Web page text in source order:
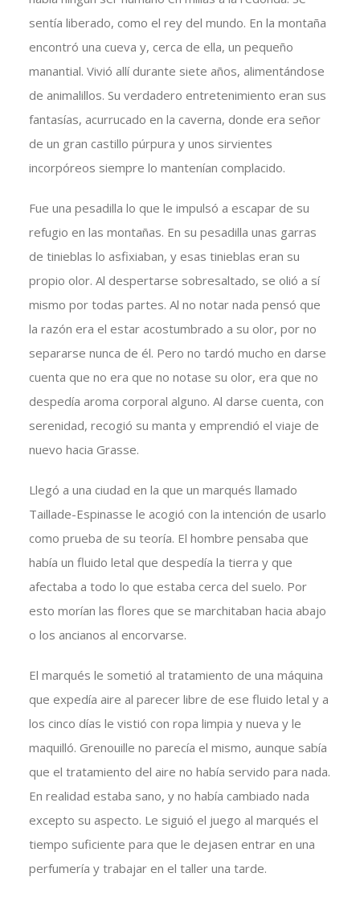
sentía liberado, como el rey del mundo. En la montaña
encontró una cueva y, cerca de ella, un pequeño
manantial. Vivió allí durante siete años, alimentándose
de animalillos. Su verdadero entretenimiento eran sus
fantasías, acurrucado en la caverna, donde era señor
de un gran castillo púrpura y unos sirvientes
incorpóreos siempre lo mantenían complacido.
Fue una pesadilla lo que le impulsó a escapar de su
refugio en las montañas. En su pesadilla unas garras
de tinieblas lo asfixiaban, y esas tinieblas eran su
propio olor. Al despertarse sobresaltado, se olió a sí
mismo por todas partes. Al no notar nada pensó que
la razón era el estar acostumbrado a su olor, por no
separarse nunca de él. Pero no tardó mucho en darse
cuenta que no era que no notase su olor, era que no
despedía aroma corporal alguno. Al darse cuenta, con
serenidad, recogió su manta y emprendió el viaje de
nuevo hacia Grasse.
Llegó a una ciudad en la que un marqués llamado
Taillade-Espinasse le acogió con la intención de usarlo
como prueba de su teoría. El hombre pensaba que
había un fluido letal que despedía la tierra y que
afectaba a todo lo que estaba cerca del suelo. Por
esto morían las flores que se marchitaban hacia abajo
o los ancianos al encorvarse.
El marqués le sometió al tratamiento de una máquina
que expedía aire al parecer libre de ese fluido letal y a
los cinco días le vistió con ropa limpia y nueva y le
maquilló. Grenouille no parecía el mismo, aunque sabía
que el tratamiento del aire no había servido para nada.
En realidad estaba sano, y no había cambiado nada
excepto su aspecto. Le siguió el juego al marqués el
tiempo suficiente para que le dejasen entrar en una
perfumería y trabajar en el taller una tarde.